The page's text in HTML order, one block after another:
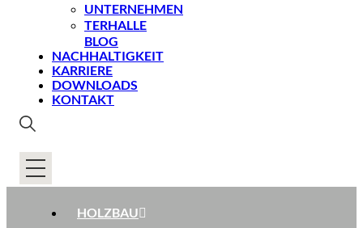
UNTERNEHMEN
TERHALLE
BLOG
NACHHALTIGKEIT
KARRIERE
DOWNLOADS
KONTAKT
HOLZBAU